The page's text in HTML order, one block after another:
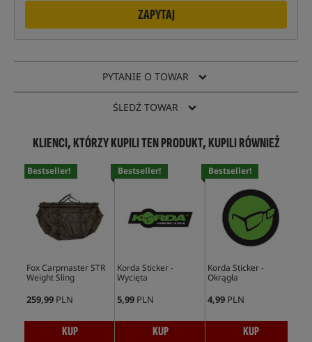
ZAPYTAJ
PYTANIE O TOWAR
ŚLEDŹ TOWAR
KLIENCI, KTÓRZY KUPILI TEN PRODUKT, KUPILI RÓWNIEŻ
Bestseller!
Fox Carpmaster STR
Weight Sling
259,99 PLN
KUP
Bestseller!
Korda Sticker -
Wycięta
5,99 PLN
KUP
Bestseller!
Korda Sticker -
Okrągła
4,99 PLN
KUP